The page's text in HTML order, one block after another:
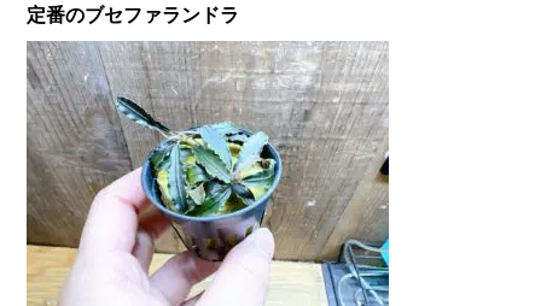
定番のブセファランドラ